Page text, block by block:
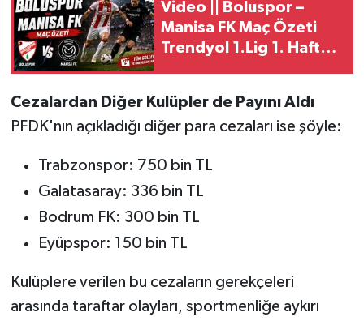
Video || Boluspor –
Manisa FK Maç Özeti
Trendyol 1.Lig 1. Hafta
Cezalardan Diğer Kulüpler de Payını Aldı
PFDK'nın açıkladığı diğer para cezaları ise şöyle:
Trabzonspor: 750 bin TL
Galatasaray: 336 bin TL
Bodrum FK: 300 bin TL
Eyüpspor: 150 bin TL
Kulüplere verilen bu cezaların gerekçeleri
arasında taraftar olayları, sportmenliğe aykırı